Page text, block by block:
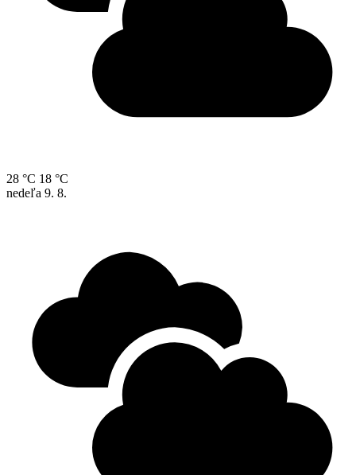
28 °C 18 °C
nedeľa 9. 8.